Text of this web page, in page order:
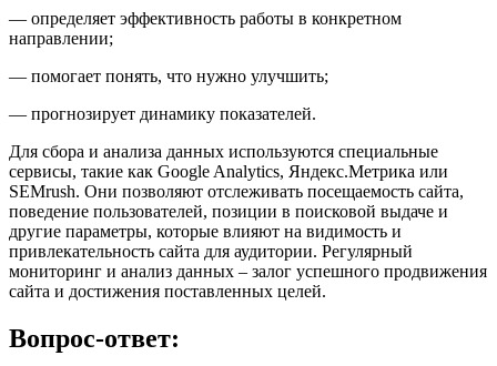
— определяет эффективность работы в конкретном
направлении;
— помогает понять, что нужно улучшить;
— прогнозирует динамику показателей.
Для сбора и анализа данных используются специальные
сервисы, такие как Google Analytics, Яндекс.Метрика или
SEMrush. Они позволяют отслеживать посещаемость сайта,
поведение пользователей, позиции в поисковой выдаче и
другие параметры, которые влияют на видимость и
привлекательность сайта для аудитории. Регулярный
мониторинг и анализ данных – залог успешного продвижения
сайта и достижения поставленных целей.
Вопрос-ответ: